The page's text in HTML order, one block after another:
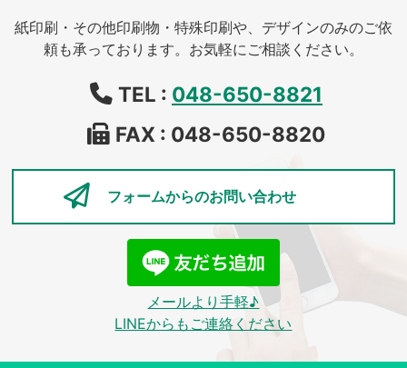
紙印刷・その他印刷物・特殊印刷や、デザインのみのご依
頼も承っております。お気軽にご相談ください。
TEL : 048-650-8821
FAX : 048-650-8820
フォームからのお問い合わせ
メールより手軽♪
LINEからもご連絡ください